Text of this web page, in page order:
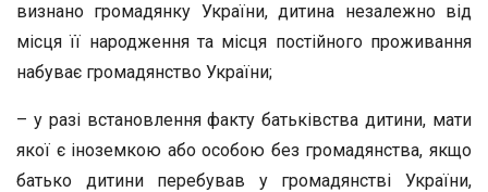
визнано громадянку України, дитина незалежно від
місця її народження та місця постійного проживання
набуває громадянство України;
– у разі встановлення факту батьківства дитини, мати
якої є іноземкою або особою без громадянства, якщо
батько дитини перебував у громадянстві України,